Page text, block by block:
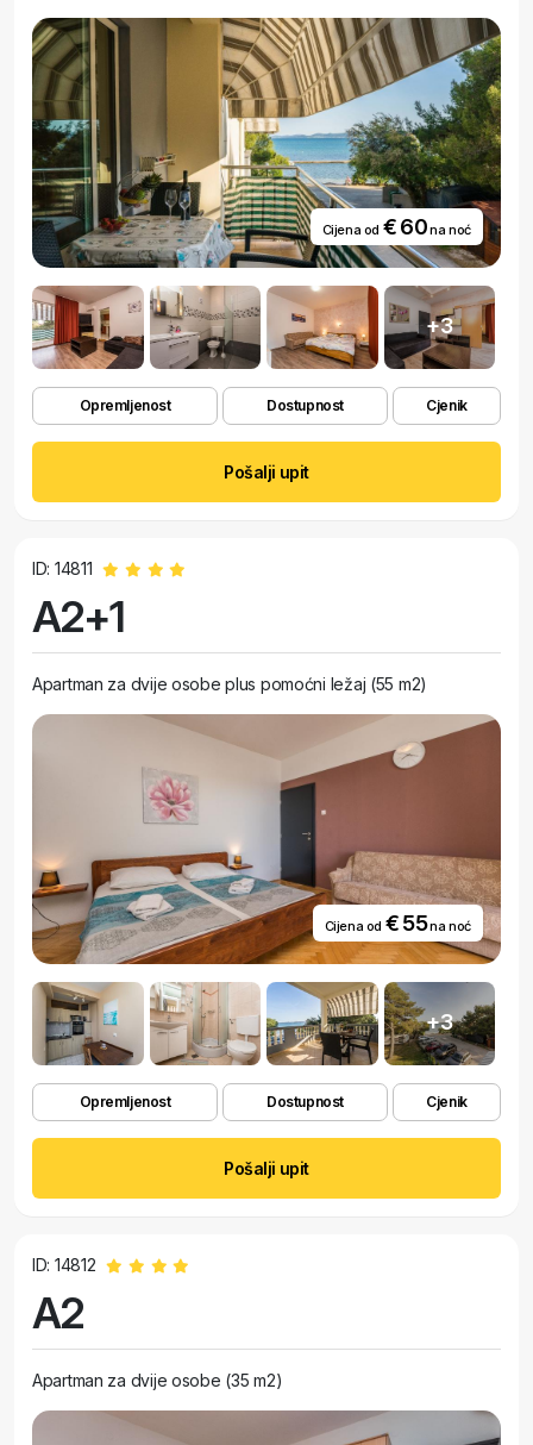
Cijena od € 60na noć
+3
Opremljenost Dostupnost Cjenik
Pošalji upit
ID: 14811
A2+1
Apartman za dvije osobe plus pomoćni ležaj (55 m2)
Cijena od € 55na noć
+3
Opremljenost Dostupnost Cjenik
Pošalji upit
ID: 14812
A2
Apartman za dvije osobe (35 m2)